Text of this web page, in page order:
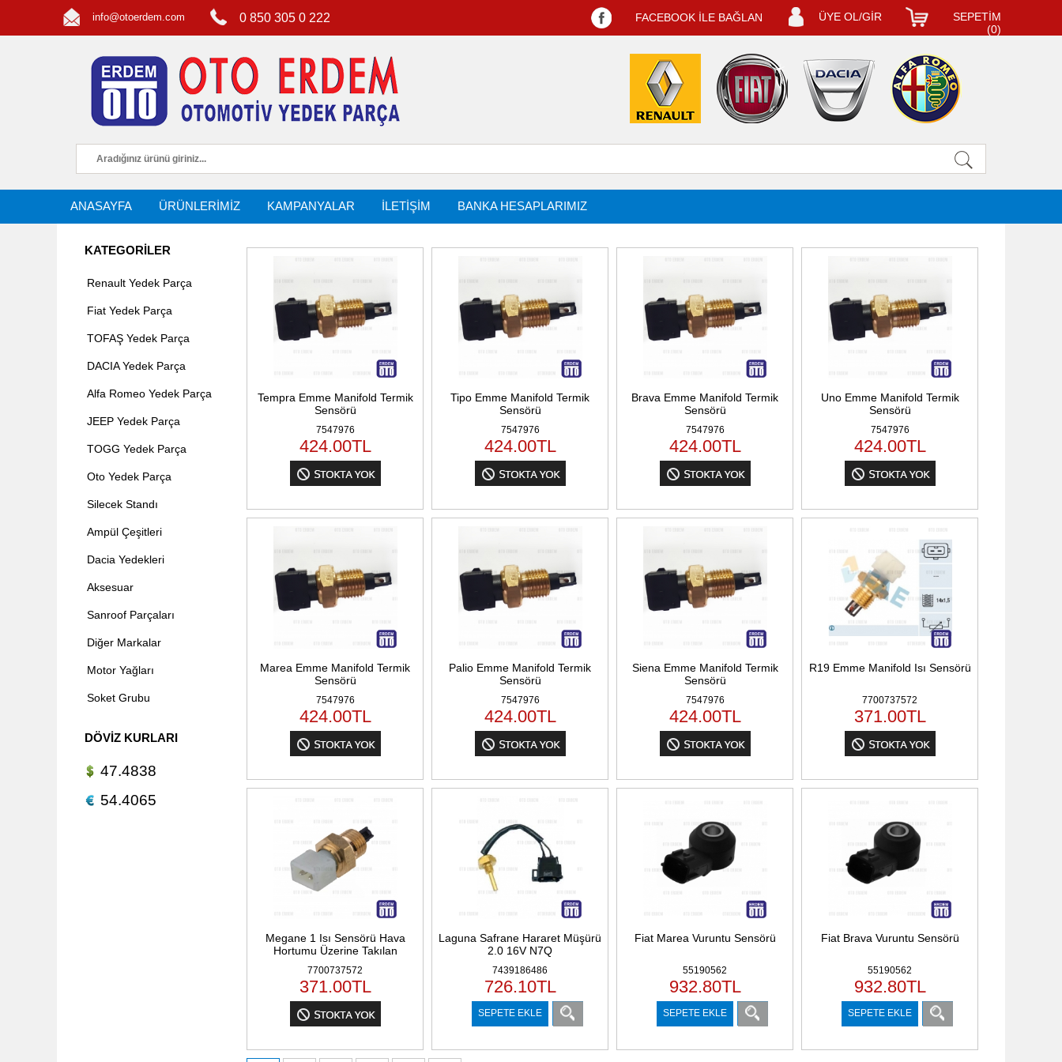
info@otoerdem.com 0 850 305 0 222
SEPETİM
(0)
ÜYE OL/GİR
FACEBOOK İLE BAĞLAN
ANASAYFA ÜRÜNLERİMİZ KAMPANYALAR İLETİŞİM BANKA HESAPLARIMIZ
KATEGORİLER
Renault Yedek Parça
Fiat Yedek Parça
TOFAŞ Yedek Parça
DACIA Yedek Parça
Alfa Romeo Yedek Parça
JEEP Yedek Parça
TOGG Yedek Parça
Oto Yedek Parça
Silecek Standı
Ampül Çeşitleri
Dacia Yedekleri
Aksesuar
Sanroof Parçaları
Diğer Markalar
Motor Yağları
Soket Grubu
DÖVIZ KURLARI
47.4838
54.4065
Tempra Emme Manifold Termik
Sensörü
7547976
424.00TL
Tipo Emme Manifold Termik
Sensörü
7547976
424.00TL
Brava Emme Manifold Termik
Sensörü
7547976
424.00TL
Uno Emme Manifold Termik
Sensörü
7547976
424.00TL
Marea Emme Manifold Termik
Sensörü
7547976
424.00TL
Palio Emme Manifold Termik
Sensörü
7547976
424.00TL
Siena Emme Manifold Termik
Sensörü
7547976
424.00TL
R19 Emme Manifold Isı Sensörü
7700737572
371.00TL
Megane 1 Isı Sensörü Hava
Hortumu Üzerine Takılan
7700737572
371.00TL
Laguna Safrane Hararet Müşürü
2.0 16V N7Q
7439186486
726.10TL
SEPETE EKLE
Fiat Marea Vuruntu Sensörü
55190562
932.80TL
SEPETE EKLE
Fiat Brava Vuruntu Sensörü
55190562
932.80TL
SEPETE EKLE